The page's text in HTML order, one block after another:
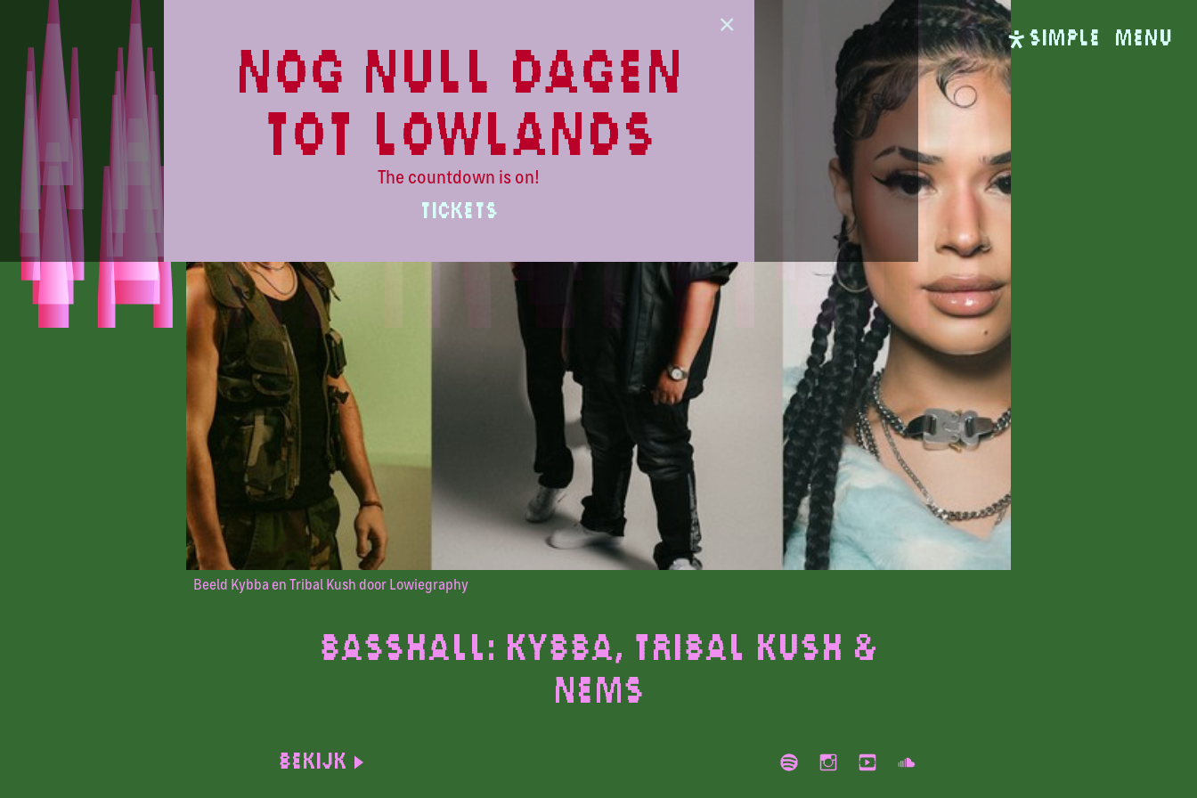
SIMPLE Menu
nog null dagen
tot lowlands
The countdown is on!
TICKETS
CAMPINGFLIGHT
Beeld Kybba en Tribal Kush door Lowiegraphy
Basshall: Kybba, Tribal Kush &
NEMS
Bekijk